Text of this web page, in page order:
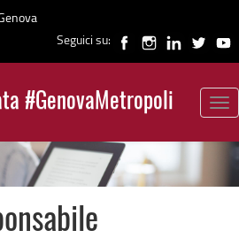
Seguici su:
#GenovaMetropoli